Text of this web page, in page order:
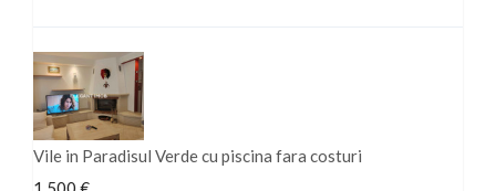
Vile in Paradisul Verde cu piscina fara costuri